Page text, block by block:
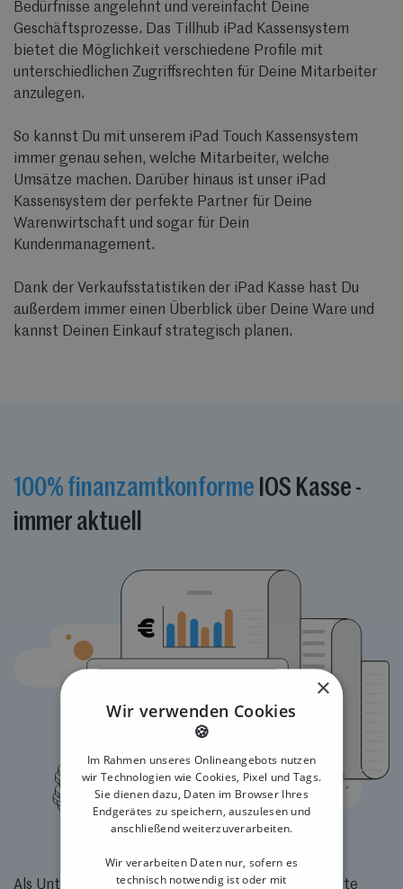
Bedürfnisse angelehnt und vereinfacht Deine
Geschäftsprozesse. Das Tillhub iPad Kassensystem
bietet die Möglichkeit verschiedene Profile mit
unterschiedlichen Zugriffsrechten für Deine Mitarbeiter
anzulegen.
So kannst Du mit unserem iPad Touch Kassensystem
immer genau sehen, welche Mitarbeiter, welche
Umsätze machen. Darüber hinaus ist unser iPad
Kassensystem der perfekte Partner für Deine
Warenwirtschaft und sogar für Dein
Kundenmanagement.
Dank der Verkaufsstatistiken der iPad Kasse hast Du
außerdem immer einen Überblick über Deine Ware und
kannst Deinen Einkauf strategisch planen.
100% finanzamtkonforme IOS Kasse -
immer aktuell
Als Unternehmer möchtest Du auf der sicheren Seite
×
Wir verwenden Cookies
🍪
Im Rahmen unseres Onlineangebots nutzen
wir Technologien wie Cookies, Pixel und Tags.
Sie dienen dazu, Daten im Browser Ihres
Endgerätes zu speichern, auszulesen und
anschließend weiterzuverarbeiten.
Wir verarbeiten Daten nur, sofern es
technisch notwendig ist oder mit